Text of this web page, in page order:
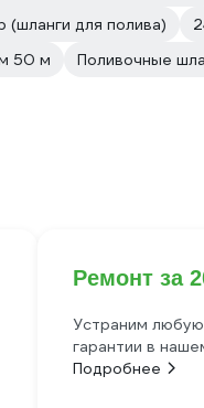
(шланги для полива)
50 м Поливочные
Ремонт за
Устраним
гарантии в
Подробнее